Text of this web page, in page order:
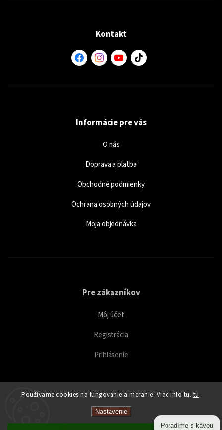
Používame cookies na fungovanie a meranie. Viac info tu. tu.
Nastavenie
Kontakt
Informácie pre vás
O nás
Doprava a platba
Obchodné podmienky
Ochrana osobných údajov
Moja objednávka
Pre zákazníkov
Môj účet
Registrácia
Prihlásenie
Caffeitaliano. Všetky práva vyhradené.
Upraviť nastavenie cookies
Poradíme s kávou